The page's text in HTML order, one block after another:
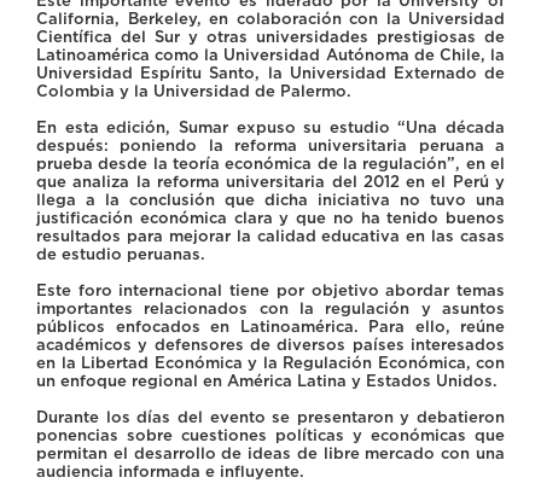
California, Berkeley, en colaboración con la Universidad
Científica del Sur y otras universidades prestigiosas de
Latinoamérica como la Universidad Autónoma de Chile, la
Universidad Espíritu Santo, la Universidad Externado de
Colombia y la Universidad de Palermo.
En esta edición, Sumar expuso su estudio “Una década
después: poniendo la reforma universitaria peruana a
prueba desde la teoría económica de la regulación”, en el
que analiza la reforma universitaria del 2012 en el Perú y
llega a la conclusión que dicha iniciativa no tuvo una
justificación económica clara y que no ha tenido buenos
resultados para mejorar la calidad educativa en las casas
de estudio peruanas.
Este foro internacional tiene por objetivo abordar temas
importantes relacionados con la regulación y asuntos
públicos enfocados en Latinoamérica. Para ello, reúne
académicos y defensores de diversos países interesados
en la Libertad Económica y la Regulación Económica, con
un enfoque regional en América Latina y Estados Unidos.
Durante los días del evento se presentaron y debatieron
ponencias sobre cuestiones políticas y económicas que
permitan el desarrollo de ideas de libre mercado con una
audiencia informada e influyente.